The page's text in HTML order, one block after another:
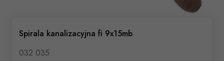
Spirala kanalizacyjna fi 9x15mb
032 035